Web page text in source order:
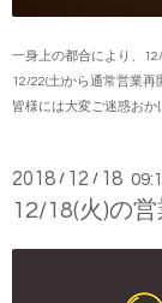
一身上の都合により、
12/22(土)から通常営業再
皆様には大変ご迷惑おか
2018 / 12 / 18
12/18(火)の営